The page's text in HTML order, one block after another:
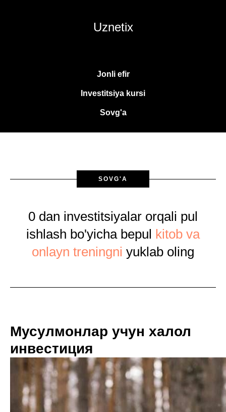
Uznetix
Jonli efir
Investitsiya kursi
Sovg'a
SOVG'A
0 dan investitsiyalar orqali pul
ishlash bo'yicha bepul kitob va
onlayn treningni yuklab oling
Мусулмонлар учун халол
инвестиция